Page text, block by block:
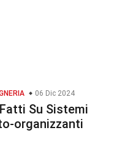
06 Dic 2024
Su Sistemi
organizzanti